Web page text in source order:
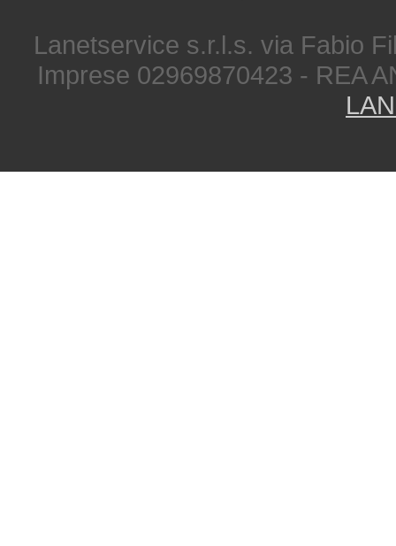
Lanetservice s.r.l.s. via Fabio
Imprese 02969870423 - REA